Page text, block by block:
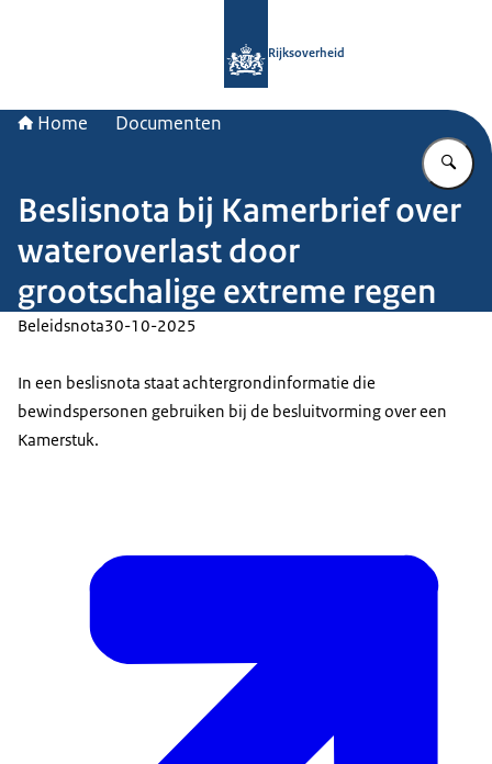
Rijksoverheid
Home Documenten
Beslisnota bij Kamerbrief over
wateroverlast door
grootschalige extreme regen
Beleidsnota30-10-2025
In een beslisnota staat achtergrondinformatie die
bewindspersonen gebruiken bij de besluitvorming over een
Kamerstuk.